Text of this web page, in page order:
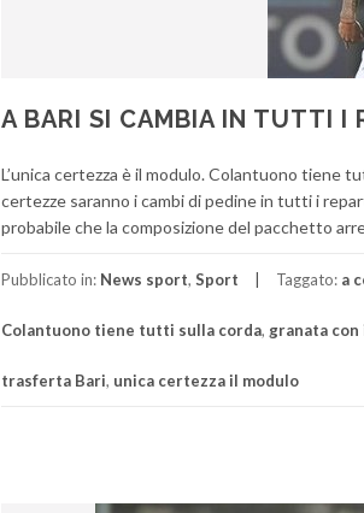
A BARI SI CAMBIA IN TUTTI I
L’unica certezza è il modulo. Colantuono tiene
certezze saranno i cambi di pedine in tutti i
probabile che la composizione del pacchetto
Pubblicato in: News sport, Sport Taggato: a
Colantuono tiene tutti sulla corda, granata con
trasferta Bari, unica certezza il modulo